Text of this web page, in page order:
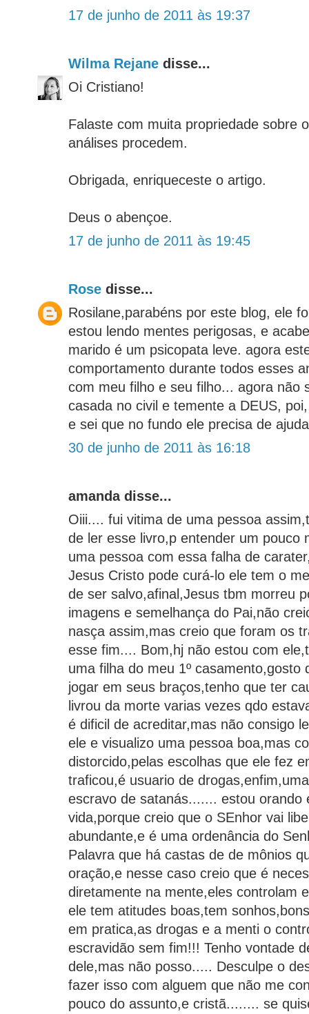
17 de junho de 2011 às 19:37
Wilma Rejane disse...
Oi Cristiano!
Falaste com muita propriedade sobre
análises procedem.
Obrigada, enriqueceste o artigo.
Deus o abençoe.
17 de junho de 2011 às 19:45
Rose disse...
Rosilane,parabéns por este blog, ele
estou lendo mentes perigosas, e
marido é um psicopata leve. agora
comportamento durante todos esses
com meu filho e seu filho... agora não
casada no civil e temente a DEUS,
e sei que no fundo ele precisa de
30 de junho de 2011 às 16:18
amanda disse...
Oiii.... fui vitima de uma pessoa
de ler esse livro,p entender um pouco
uma pessoa com essa falha de
Jesus Cristo pode curá-lo ele tem o
de ser salvo,afinal,Jesus tbm morreu
imagens e semelhança do Pai,não
nasça assim,mas creio que foram os
esse fim.... Bom,hj não estou com
uma filha do meu 1º casamento,gosto
jogar em seus braços,tenho que ter
livrou da morte varias vezes qdo
é dificil de acreditar,mas não consigo
ele e visualizo uma pessoa boa,mas
distorcido,pelas escolhas que ele fez
traficou,é usuario de
escravo de satanás....... estou orando
vida,porque creio que o SEnhor vai
abundante,e é uma ordenância do
Palavra que há castas de de mônios
oração,e nesse caso creio que é
diretamente na mente,eles controlam
ele tem atitudes boas,tem
em pratica,as drogas e a menti o
escravidão sem fim!!! Tenho vontade
dele,mas não posso..... Desculpe o
fazer isso com alguem que não me
pouco do assunto,e cristã........ se